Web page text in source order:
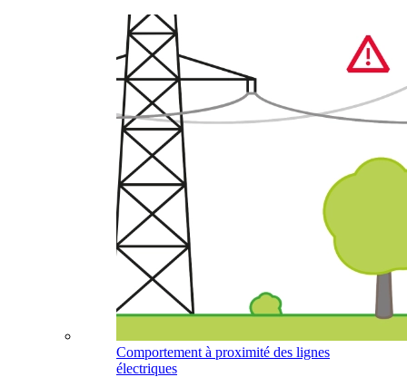
Comportement à proximité des lignes
électriques